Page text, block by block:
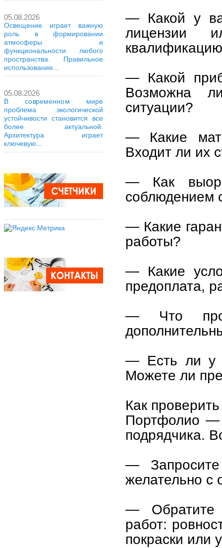
05.08.2026
Освещение играет важную
роль в формировании
атмосферы и
функциональности любого
пространства. Правильное
использование...
05.08.2026
В современном мире
проблема экологической
устойчивости становится все
более актуальной.
Архитектура играет
ключевую...
— Какой у
лицензии
— Какой
Возможна
ситуации?
— Какие
Входит ли их
— Как
соблюдением
— Какие
работы?
— Какие
предоплата,
— Что
— Есть ли у
Можете ли
Как
Портфолио —
подрядчика.
— Запросите
желательно с
— Обратите
работ:
покраски или